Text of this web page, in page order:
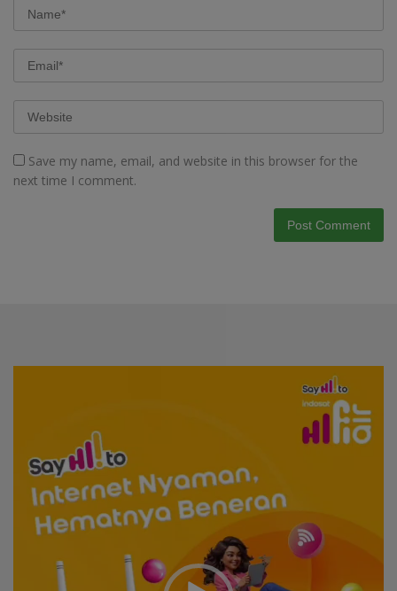
Save my name, email, and website in this browser for the
next time I comment.